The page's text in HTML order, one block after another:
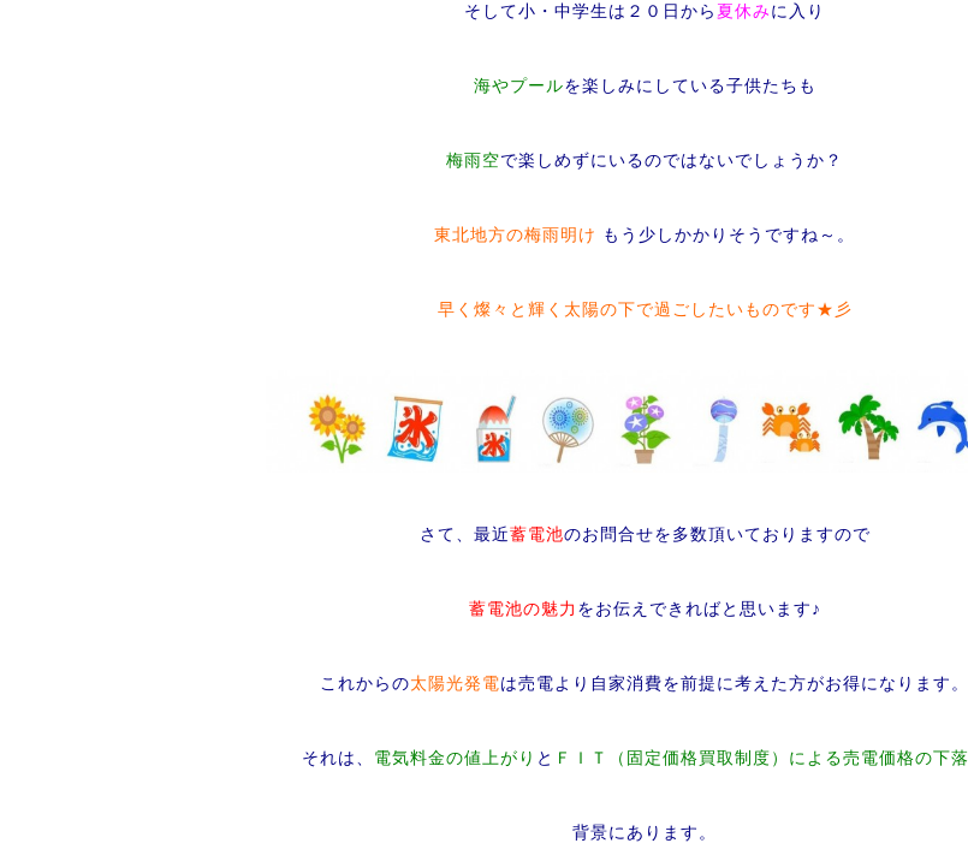
そして小・中学生は２０日から 夏休みに入り
海やプールを楽しみにしている子供たちも
梅雨空で楽しめずにいるのではないでしょうか？
東北地方の梅雨明け もう少しかかりそうですね～。
早く燦々と輝く太陽の下で過ごしたいものです★彡
さて、最近蓄電池のお問合せを多数頂いておりますので
蓄電池の魅力 をお伝えできればと思います♪
これからの太陽光発電は売電より自家消費を前提に考えた方がお得になります。
それは、 電気料金の値上がり と ＦＩＴ（固定価格買取制度）による売電価格の下落
背景にあります。